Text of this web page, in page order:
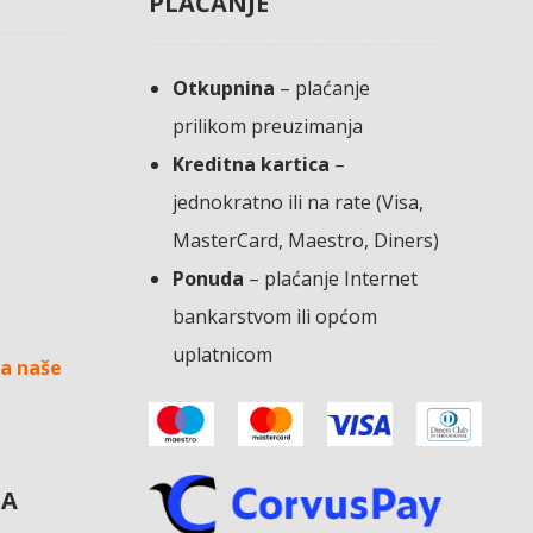
naše
Otkupnina – plaćanje
prilikom preuzimanja
Kreditna kartica –
jednokratno ili na rate (Visa,
MasterCard, Maestro, Diners)
Ponuda – plaćanje Internet
bankarstvom ili općom
uplatnicom